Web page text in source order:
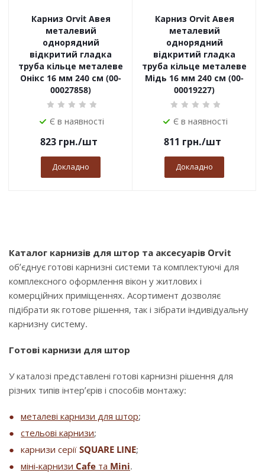
Карниз Orvit Авея
металевий
однорядний
відкритий гладка
труба кільце металеве
Онікс 16 мм 240 см (00-
00027858)
Є в наявності
823грн./шт
Докладно
Карниз Orvit Авея
металевий
однорядний
відкритий гладка
труба кільце металеве
Мідь 16 мм 240 см (00-
00019227)
Є в наявності
811 грн./шт
Докладно
Каталог карнизів для штор та аксесуарів Orvit
об’єднує готові карнизні системи та комплектуючі для
комплексного оформлення вікон у житлових і
комерційних приміщеннях. Асортимент дозволяє
підібрати як готове рішення, так і зібрати індивідуальну
карнизну систему.
Готові карнизи для штор
У каталозі представлені готові карнизні рішення для
різних типів інтер’єрів і способів монтажу:
металеві карнизи для штор;
стельові карнизи;
карнизи серії SQUARE LINE;
міні-карнизи Cafe та Mini.